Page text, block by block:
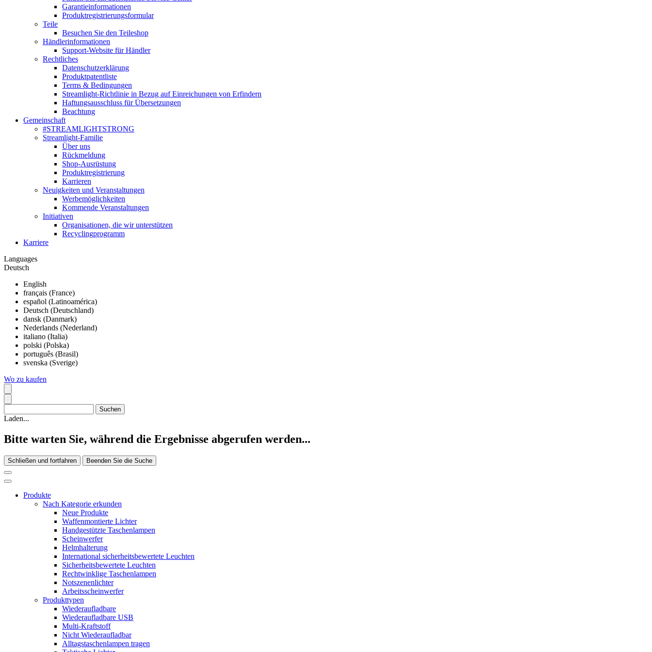
Garantieinformationen
Produktregistrierungsformular
Teile
Besuchen Sie den Teileshop
Händlerinformationen
Support-Website für Händler
Rechtliches
Datenschutzerklärung
Produktpatentliste
Terms & Bedingungen
Streamlight-Richtlinie in Bezug auf Einreichungen von Erfindern
Haftungsausschluss für Übersetzungen
Beachtung
Gemeinschaft
#STREAMLIGHTSTRONG
Streamlight-Familie
Über uns
Rückmeldung
Shop-Ausrüstung
Produktregistrierung
Karrieren
Neuigkeiten und Veranstaltungen
Werbemöglichkeiten
Kommende Veranstaltungen
Initiativen
Organisationen, die wir unterstützen
Recyclingprogramm
Karriere
Languages
Deutsch
English
français (France)
español (Latinoamérica)
Deutsch (Deutschland)
dansk (Danmark)
Nederlands (Nederland)
italiano (Italia)
polski (Polska)
português (Brasil)
svenska (Sverige)
Wo zu kaufen
Laden...
Bitte warten Sie, während die Ergebnisse abgerufen werden...
Schließen und fortfahren Beenden Sie die Suche
Produkte
Nach Kategorie erkunden
Neue Produkte
Waffenmontierte Lichter
Handgestützte Taschenlampen
Scheinwerfer
Helmhalterung
International sicherheitsbewertete Leuchten
Sicherheitsbewertete Leuchten
Rechtwinklige Taschenlampen
Notszenenlichter
Arbeitsscheinwerfer
Produkttypen
Wiederaufladbare
Wiederaufladbare USB
Multi-Kraftstoff
Nicht Wiederaufladbar
Alltagstaschenlampen tragen